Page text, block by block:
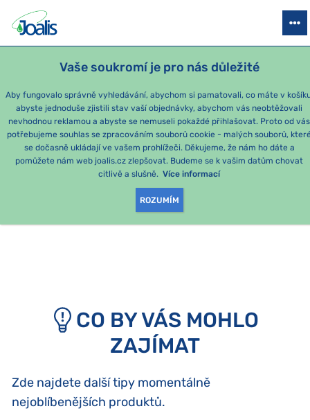
Vaše soukromí je pro nás důležité
Aby fungovalo správně vyhledávání, abychom si pamatovali, co máte v
abyste jednoduše zjistili stav vaší objednávky, abychom vás neobtěžovali
nevhodnou reklamou a abyste se nemuseli pokaždé přihlašovat. Proto od vás
potřebujeme souhlas se zpracováním souborů cookie - malých souborů,
se dočasně ukládají ve vašem prohlížeči. Děkujeme, že nám ho dáte a
pomůžete nám web joalis.cz zlepšovat. Budeme se k vašim datům chovat
citlivě a slušně. Více informací
ROZUMÍM
PRODUKTY PODLE OBTÍŽÍ SEZÓNNÍ BALÍČKY PRO DĚTI
e-shop Joalis
OMLOUVÁME SE, ALE
TATO STRÁNKA
NEEXISTUJE.
CO BY VÁS MOHLO
ZAJÍMAT
Zde najdete další tipy momentálně
nejoblíbenějších produktů.